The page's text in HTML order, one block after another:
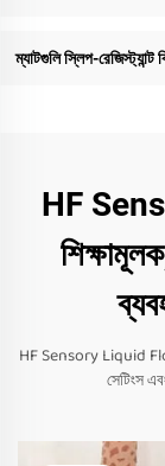
ম্যাটগুলি স্লিপ-রেজিস্ট্যান্ট
HF
HF Sensory Liquid
সেটিংস